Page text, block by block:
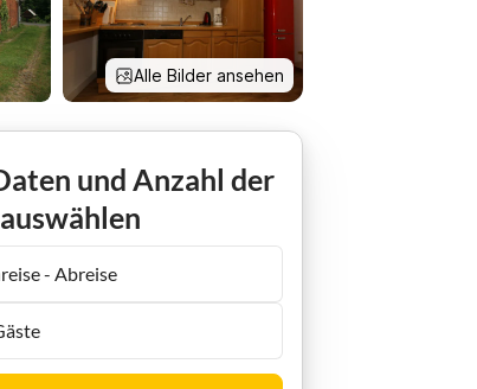
Alle Bilder ansehen
und Anzahl der
- Abreise